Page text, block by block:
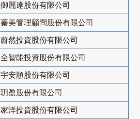
御麗達股份有限公司
蓁美管理顧問股份有限公司
蔚然投資股份有限公司
全智能投資股份有限公司
宇安順股份有限公司
玥盈股份有限公司
家洋投資股份有限公司